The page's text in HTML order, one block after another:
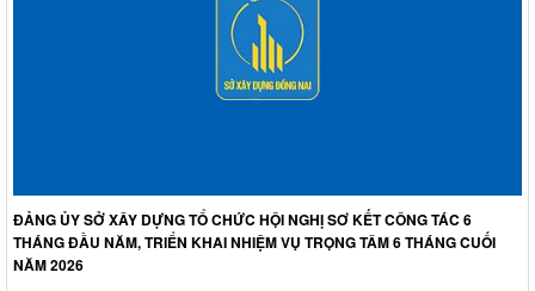
ĐẢNG ỦY SỞ XÂY DỰNG TỔ CHỨC HỘI NGHỊ SƠ KẾT CÔNG TÁC 6
THÁNG ĐẦU NĂM, TRIỂN KHAI NHIỆM VỤ TRỌNG TÂM 6 THÁNG CUỐI
NĂM 2026